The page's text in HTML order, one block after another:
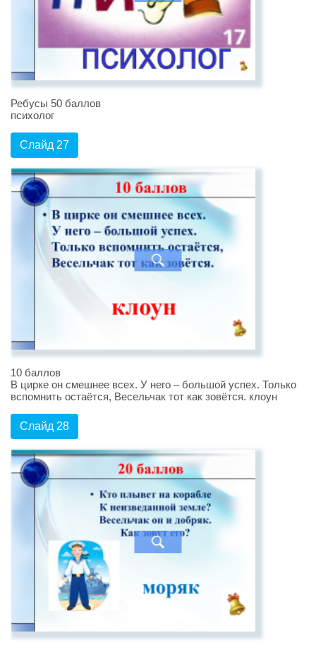
Ребусы 50 баллов
психолог
Слайд 27
10 баллов
В цирке он смешнее всех. У него – большой успех. Только
вспомнить остаётся, Весельчак тот как зовётся. клоун
Слайд 28